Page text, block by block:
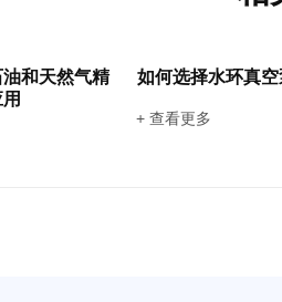
和天然气精
如何选择水环真
+ 查看更多